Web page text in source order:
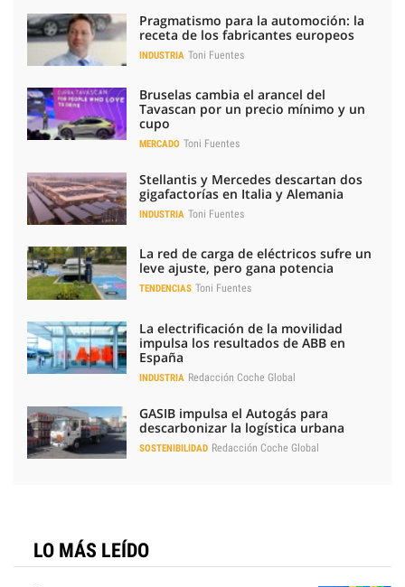
Pragmatismo para la automoción: la
receta de los fabricantes europeos
INDUSTRIA Toni Fuentes
Bruselas cambia el arancel del
Tavascan por un precio mínimo y un
cupo
MERCADO Toni Fuentes
Stellantis y Mercedes descartan dos
gigafactorías en Italia y Alemania
INDUSTRIA Toni Fuentes
La red de carga de eléctricos sufre un
leve ajuste, pero gana potencia
TENDENCIAS Toni Fuentes
La electrificación de la movilidad
impulsa los resultados de ABB en
España
INDUSTRIA Redacción Coche Global
GASIB impulsa el Autogás para
descarbonizar la logística urbana
SOSTENIBILIDAD Redacción Coche Global
LO MÁS LEÍDO